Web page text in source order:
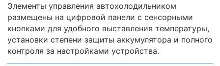
Элементы управления автохолодильником
размещены на цифровой панели с сенсорными
кнопками для удобного выставления температуры,
установки степени защиты аккумулятора и полного
контроля за настройками устройства.